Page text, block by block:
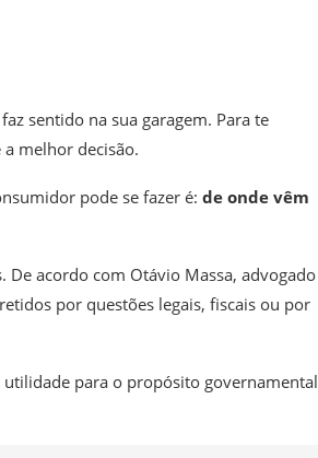
sentido na sua garagem. Para te
melhor decisão.
pode se fazer é: de onde vêm
acordo com Otávio Massa, advogado
por questões legais, fiscais ou por
para o propósito governamental